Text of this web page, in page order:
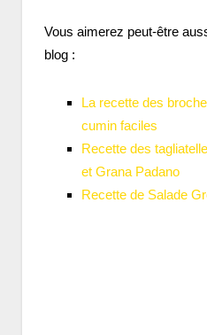
Vous aimerez peut-être
blog :
La recette des
cumin faciles
Recette des
et Grana Padano
Recette de Salade